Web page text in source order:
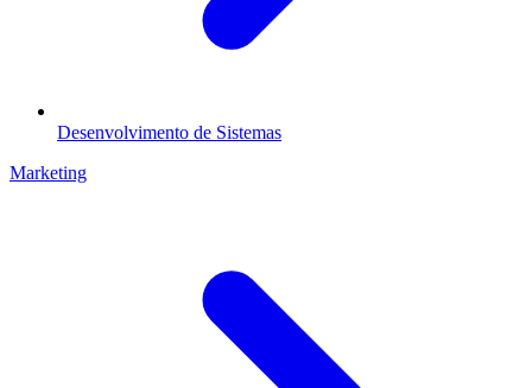
Desenvolvimento de Sistemas
Marketing